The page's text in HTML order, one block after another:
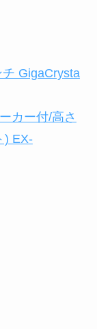
GigaCrysta
カー付/高さ
) EX-